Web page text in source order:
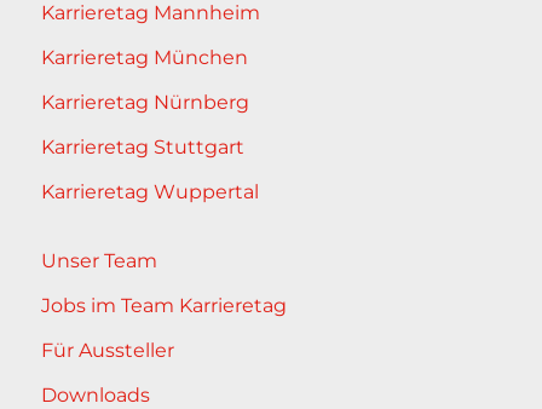
Karrieretag Mannheim
Karrieretag München
Karrieretag Nürnberg
Karrieretag Stuttgart
Karrieretag Wuppertal
Unser Team
Jobs im Team Karrieretag
Für Aussteller
Downloads